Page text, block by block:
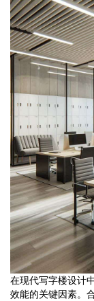
在现代写字楼设计
效能的关键因素。